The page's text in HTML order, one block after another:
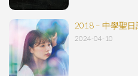
2018 – 中學聖日
2024-04-10